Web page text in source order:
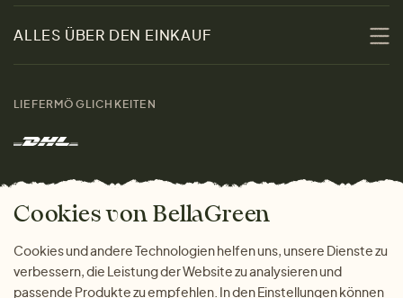
Nachhaltigkeit
Kontakt
Marken
Das freundliche Magazin
Damen
Herren
Geschenke
ALLES ÜBER DEN EINKAUF
Warum bei uns einkaufen
LIEFERMÖGLICHKEITEN
ZAHLUNGSMÖGLICHKEITEN
Cookies von BellaGreen
Cookies und andere Technologien helfen uns, unsere Dienste zu
verbessern, die Leistung der Website zu analysieren und
passende Produkte zu empfehlen. In den Einstellungen können